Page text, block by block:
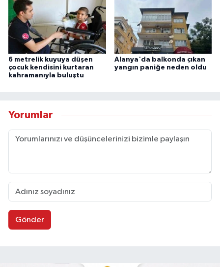
6 metrelik kuyuya düşen
çocuk kendisini kurtaran
kahramanıyla buluştu
Alanya'da balkonda çıkan
yangın paniğe neden oldu
Yorumlar
Gönder